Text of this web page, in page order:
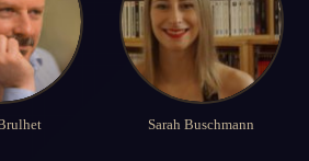
Sarah Buschmann